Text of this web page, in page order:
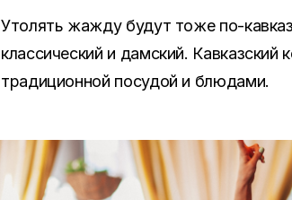
Утолять жажду будут тоже по-
классический и дамский.
традиционной посудой и блюдами.